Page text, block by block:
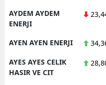
AYDEM AYDEM
ENERJI
AYEN AYEN ENERJI
AYES AYES CELIK
HASIR VE CIT